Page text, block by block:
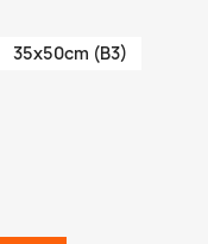
35x50cm (B3)